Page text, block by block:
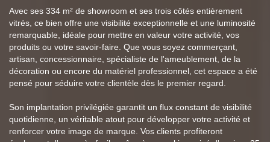
Avec ses 334 m² de showroom et ses trois côtés entièrement
vitrés, ce bien offre une visibilité exceptionnelle et une luminosité
remarquable, idéale pour mettre en valeur votre activité, vos
produits ou votre savoir-faire. Que vous soyez commerçant,
artisan, concessionnaire, spécialiste de l'ameublement, de la
décoration ou encore du matériel professionnel, cet espace a été
pensé pour séduire votre clientèle dès le premier regard.
Son implantation privilégiée garantit un flux constant de visibilité
quotidienne, un véritable atout pour développer votre activité et
renforcer votre image de marque. Vos clients profiteront